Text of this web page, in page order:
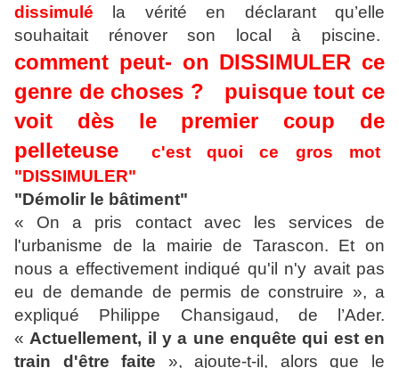
dissimulé
la vérité en déclarant qu’elle
souhaitait rénover son local à piscine.
comment peut- on DISSIMULER ce
genre de choses ? puisque tout ce
voit dès le premier coup de
pelleteuse
c'est quoi ce gros mot
"DISSIMULER"
"Démolir le bâtiment"
« On a pris contact avec les services de
l'urbanisme de la mairie de Tarascon. Et on
nous a effectivement indiqué qu'il n'y avait pas
eu de demande de permis de construire », a
expliqué Philippe Chansigaud, de l’Ader.
« Actuellement, il y a une enquête qui est en
train d'être faite », ajoute-t-il, alors que le